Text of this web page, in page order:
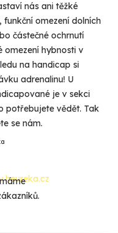
nás ani těžké
funkční omezení dolních
částečné ochrnutí
omezení hybnosti v
na handicap si
adrenalinu! U
je v sekci
potřebujete vědět. Tak
se nám.